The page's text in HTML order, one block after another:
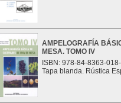
AMPELOGRAFÍA
MESA. TOMO IV
ISBN: 978-84-8363-
Tapa blanda. Rústica